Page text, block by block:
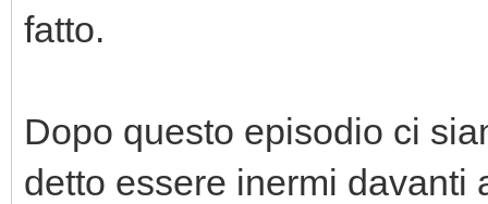
fatto.
Dopo questo episodio ci
detto essere inermi davanti